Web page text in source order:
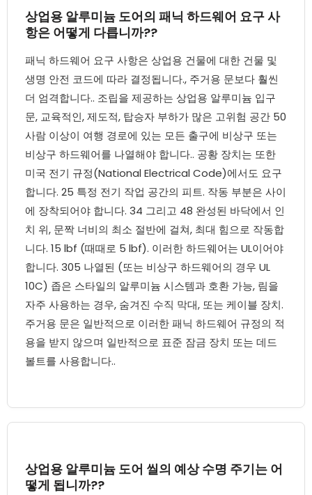
상업용 알루미늄 도어의 패닉 하드웨어 요구 사
항은 어떻게 다릅니까??
패닉 하드웨어 요구 사항은 상업용 건물에 대한 건물 및
생명 안전 코드에 따라 결정됩니다., 주거용 문보다 훨씬
더 엄격합니다.. 조립을 제공하는 상업용 알루미늄 입구
문, 교육적인, 제도적, 탑승자 부하가 많은 고위험 공간 50
사람 이상이 여행 경로에 있는 모든 출구에 비상구 또는
비상구 하드웨어를 나열해야 합니다.. 공황 장치는 또한
미국 전기 규정(National Electrical Code)에서도 요구
합니다. 25 특정 전기 작업 공간의 피트. 작동 부분은 사이
에 장착되어야 합니다. 34 그리고 48 완성된 바닥에서 인
치 위, 문짝 너비의 최소 절반에 걸쳐, 최대 힘으로 작동합
니다. 15 lbf (때때로 5 lbf). 이러한 하드웨어는 UL이어야
합니다. 305 나열된 (또는 비상구 하드웨어의 경우 UL
10C) 좁은 스타일의 알루미늄 시스템과 호환 가능, 림을
자주 사용하는 경우, 숨겨진 수직 막대, 또는 케이블 장치.
주거용 문은 일반적으로 이러한 패닉 하드웨어 규정의 적
용을 받지 않으며 일반적으로 표준 잠금 장치 또는 데드
볼트를 사용합니다..
상업용 알루미늄 도어 씰의 예상 수명 주기는 어
떻게 됩니까??